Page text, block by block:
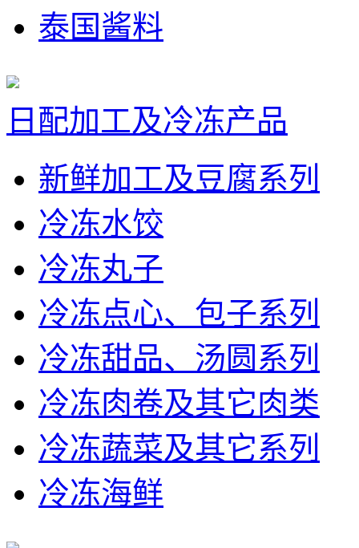
泰国酱料
日配加工及冷冻产品
新鲜加工及豆腐系列
冷冻水饺
冷冻丸子
冷冻点心、包子系列
冷冻甜品、汤圆系列
冷冻肉卷及其它肉类
冷冻蔬菜及其它系列
冷冻海鲜